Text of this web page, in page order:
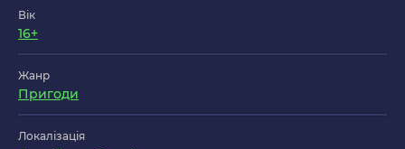
Вік
16+
Жанр
Пригоди
Локалізація